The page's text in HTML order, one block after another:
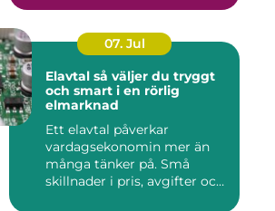
07. Jul
Elavtal så väljer du tryggt
och smart i en rörlig
elmarknad
Ett elavtal påverkar
vardagsekonomin mer än
många tänker på. Små
skillnader i pris, avgifter och